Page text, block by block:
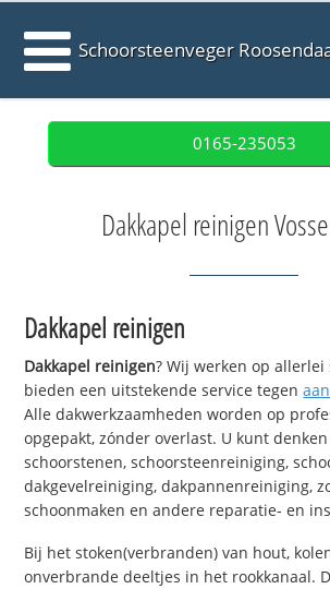
Schoorsteenveger
0165-235053
Dakkapel reinigen
Dakkapel reinigen
Dakkapel reinigen? Wij werken op
bieden een uitstekende service tegen
Alle dakwerkzaamheden worden op
opgepakt, zónder overlast. U kunt
schoorstenen, schoorsteenreiniging,
dakgevelreiniging, dakpannenreiniging,
schoonmaken en andere reparatie- en
Bij het stoken(verbranden) van hout,
onverbrande deeltjes in het rookkanaal.